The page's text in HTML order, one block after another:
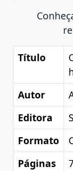
Título
Autor
Editora
Formato
Páginas